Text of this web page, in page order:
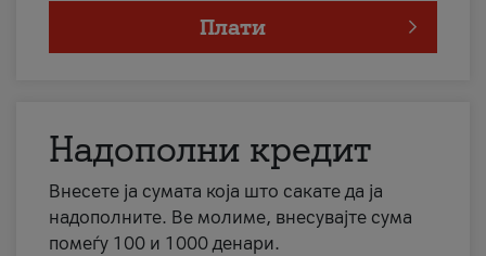
Плати
Надополни кредит
Внесете ја сумата која што сакате да ја
надополните. Ве молиме, внесувајте сума
помеѓу 100 и 1000 денари.